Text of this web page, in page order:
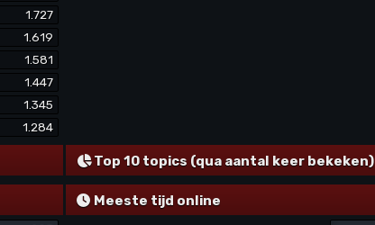
1.727
1.619
1.581
1.447
1.345
1.284
Top 10 topics (qua aantal keer bekeken)
Meeste tijd online